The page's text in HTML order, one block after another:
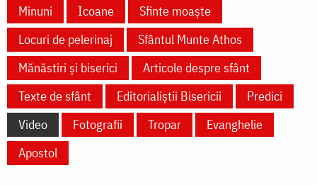
Minuni
Icoane
Sfinte moaște
Locuri de pelerinaj
Sfântul Munte Athos
Mănăstiri și biserici
Articole despre sfânt
Texte de sfânt
Editorialiștii Bisericii
Predici
Video
Fotografii Tropar
Evanghelie
Apostol